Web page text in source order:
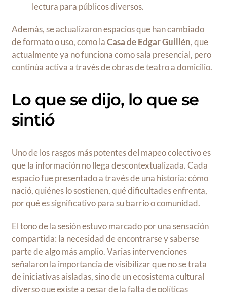
lectura para públicos diversos.
Además, se actualizaron espacios que han cambiado
de formato o uso, como laCasa de Edgar Guillén, que
actualmente ya no funciona como sala presencial, pero
continúa activa a través de obras de teatro a domicilio.
Lo que se dijo, lo que se
sintió
Uno de los rasgos más potentes del mapeo colectivo es
que la información no llega descontextualizada. Cada
espacio fue presentado a través de una historia: cómo
nació, quiénes lo sostienen, qué dificultades enfrenta,
por qué es significativo para su barrio o comunidad.
El tono de la sesión estuvo marcado por una sensación
compartida: la necesidad de encontrarse y saberse
parte de algo más amplio. Varias intervenciones
señalaron la importancia de visibilizar que no se trata
de iniciativas aisladas, sino de un ecosistema cultural
diverso que existe a pesar de la falta de políticas